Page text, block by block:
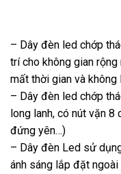
– Dây đèn led chớp
trí cho không gian
mất thời gian và
– Dây đèn led chớp
long lanh, có nút vặn 8
đứng yên…)
– Dây đèn Led sử
ánh sáng lắp đặt